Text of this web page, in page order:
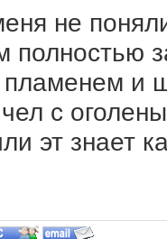
не
полностью
пламенем и
с
эт знает